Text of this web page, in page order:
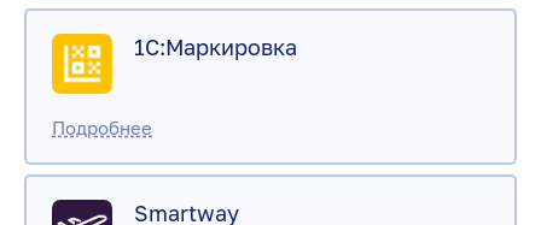
1С:Маркировка
Smartway